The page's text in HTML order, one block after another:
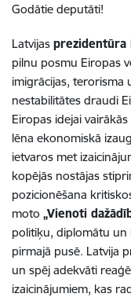
Godātie deputāti!
Latvijas prezidentūra
pilnu posmu Eiropas
imigrācijas, terorisma
nestabilitātes draudi
Eiropas idejai
lēna ekonomiskā
ietvaros met
kopējās nostājas
pozicionēšana
moto „Vienoti
politiķu, diplomātu un
pirmajā pusē. Latvija
un spēj adekvāti
izaicinājumiem, kas